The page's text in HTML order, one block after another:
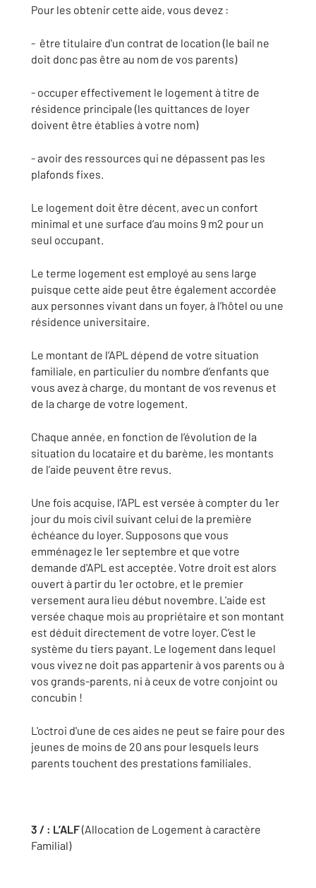
Pour les obtenir cette aide, vous devez :
- être titulaire d'un contrat de location (le bail ne
doit donc pas être au nom de vos parents)
- occuper effectivement le logement à titre de
résidence principale (les quittances de loyer
doivent être établies à votre nom)
- avoir des ressources qui ne dépassent pas les
plafonds fixes.
Le logement doit être décent, avec un confort
minimal et une surface d’au moins 9 m2 pour un
seul occupant.
Le terme logement est employé au sens large
puisque cette aide peut être également accordée
aux personnes vivant dans un foyer, à l’hôtel ou une
résidence universitaire.
Le montant de l’APL dépend de votre situation
familiale, en particulier du nombre d’enfants que
vous avez à charge, du montant de vos revenus et
de la charge de votre logement.
Chaque année, en fonction de l’évolution de la
situation du locataire et du barème, les montants
de l’aide peuvent être revus.
Une fois acquise, l’APL est versée à compter du 1er
jour du mois civil suivant celui de la première
échéance du loyer. Supposons que vous
emménagez le 1er septembre et que votre
demande d'APL est acceptée. Votre droit est alors
ouvert à partir du 1er octobre, et le premier
versement aura lieu début novembre. L'aide est
versée chaque mois au propriétaire et son montant
est déduit directement de votre loyer. C’est le
système du tiers payant. Le logement dans lequel
vous vivez ne doit pas appartenir à vos parents ou à
vos grands-parents, ni à ceux de votre conjoint ou
concubin !
L'octroi d'une de ces aides ne peut se faire pour des
jeunes de moins de 20 ans pour lesquels leurs
parents touchent des prestations familiales.
3 / : L’ALF(Allocation de Logement à caractère
Familial)